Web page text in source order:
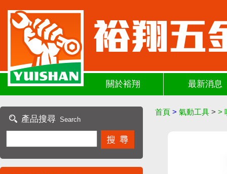
關於裕翔 最新消息
產品搜尋 Search
首頁 > 氣動工具 > >